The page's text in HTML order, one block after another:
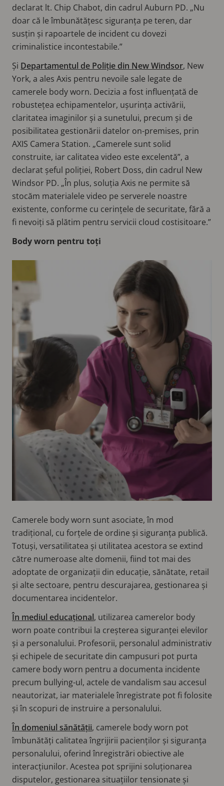
declarat lt. Chip Chabot, din cadrul Auburn PD. „Nu
doar că le îmbunătățesc siguranța pe teren, dar
susțin și rapoartele de incident cu dovezi
criminalistice incontestabile.”
Și Departamentul de Poliție din New Windsor, New
York, a ales Axis pentru nevoile sale legate de
camerele body worn. Decizia a fost influențată de
robustețea echipamentelor, ușurința activării,
claritatea imaginilor și a sunetului, precum și de
posibilitatea gestionării datelor on-premises, prin
AXIS Camera Station. „Camerele sunt solid
construite, iar calitatea video este excelentă”, a
declarat șeful poliției, Robert Doss, din cadrul New
Windsor PD. „În plus, soluția Axis ne permite să
stocăm materialele video pe serverele noastre
existente, conforme cu cerințele de securitate, fără a
fi nevoiți să plătim pentru servicii cloud costisitoare.”
Body worn pentru toți
Camerele body worn sunt asociate, în mod
tradițional, cu forțele de ordine și siguranța publică.
Totuși, versatilitatea și utilitatea acestora se extind
către numeroase alte domenii, fiind tot mai des
adoptate de organizații din educație, sănătate, retail
și alte sectoare, pentru descurajarea, gestionarea și
documentarea incidentelor.
În mediul educațional, utilizarea camerelor body
worn poate contribui la creșterea siguranței elevilor
și a personalului. Profesorii, personalul administrativ
și echipele de securitate din campusuri pot purta
camere body worn pentru a documenta incidente
precum bullying-ul, actele de vandalism sau accesul
neautorizat, iar materialele înregistrate pot fi folosite
și în scopuri de instruire a personalului.
În domeniul sănătății, camerele body worn pot
îmbunătăți calitatea îngrijirii pacienților și siguranța
personalului, oferind înregistrări obiective ale
interacțiunilor. Acestea pot sprijini soluționarea
disputelor, gestionarea situațiilor tensionate și